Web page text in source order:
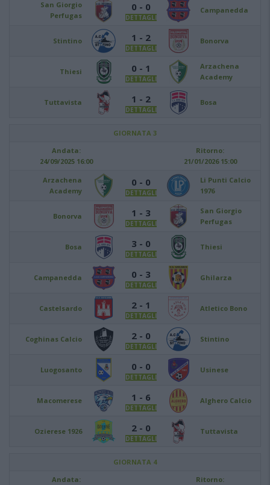
San Giorgio
Perfugas
0 - 0
DETTAGLI
Campanedda
Stintino 1 - 2
DETTAGLI
Bonorva
Thiesi 0 - 1
DETTAGLI
Arzachena
Academy
Tuttavista 1 - 2
DETTAGLI
Bosa
GIORNATA 3
Andata:
24/09/2025 16:00
Ritorno:
21/01/2026 15:00
Arzachena
Academy
0 - 0
DETTAGLI
Li Punti Calcio
1976
Bonorva 1 - 3
DETTAGLI
San Giorgio
Perfugas
Bosa 3 - 0
DETTAGLI
Thiesi
Campanedda 0 - 3
DETTAGLI
Ghilarza
Castelsardo 2 - 1
DETTAGLI
Atletico Bono
Coghinas Calcio 2 - 0
DETTAGLI
Stintino
Luogosanto 0 - 0
DETTAGLI
Usinese
Macomerese 1 - 6
DETTAGLI
Alghero Calcio
Ozierese 1926 2 - 0
DETTAGLI
Tuttavista
GIORNATA 4
Andata:
Ritorno: